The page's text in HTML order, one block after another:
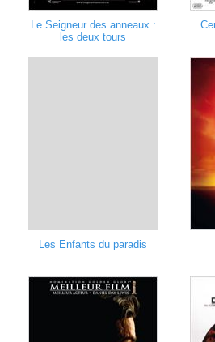
Le Seigneur des anneaux :
les deux tours
Les Enfants du paradis